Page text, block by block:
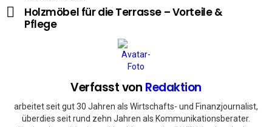
Holzmöbel für die Terrasse – Vorteile &
Pflege
Verfasst von Redaktion
arbeitet seit gut 30 Jahren als Wirtschafts- und Finanzjournalist,
überdies seit rund zehn Jahren als Kommunikationsberater.